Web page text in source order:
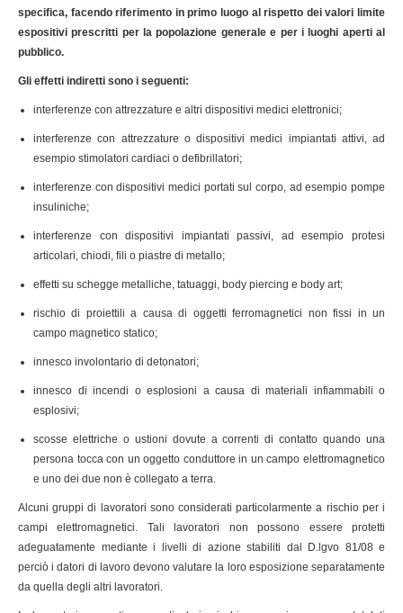
specifica, facendo riferimento in primo luogo al rispetto dei valori limite
espositivi prescritti per la popolazione generale e per i luoghi aperti al
pubblico.
Gli effetti indiretti sono i seguenti:
interferenze con attrezzature e altri dispositivi medici elettronici;
interferenze con attrezzature o dispositivi medici impiantati attivi, ad
esempio stimolatori cardiaci o defibrillatori;
interferenze con dispositivi medici portati sul corpo, ad esempio pompe
insuliniche;
interferenze con dispositivi impiantati passivi, ad esempio protesi
articolari, chiodi, fili o piastre di metallo;
effetti su schegge metalliche, tatuaggi, body piercing e body art;
rischio di proiettili a causa di oggetti ferromagnetici non fissi in un
campo magnetico statico;
innesco involontario di detonatori;
innesco di incendi o esplosioni a causa di materiali infiammabili o
esplosivi;
scosse elettriche o ustioni dovute a correnti di contatto quando una
persona tocca con un oggetto conduttore in un campo elettromagnetico
e uno dei due non è collegato a terra.
Alcuni gruppi di lavoratori sono considerati particolarmente a rischio per i
campi elettromagnetici. Tali lavoratori non possono essere protetti
adeguatamente mediante i livelli di azione stabiliti dal D.lgvo 81/08 e
perciò i datori di lavoro devono valutare la loro esposizione separatamente
da quella degli altri lavoratori.